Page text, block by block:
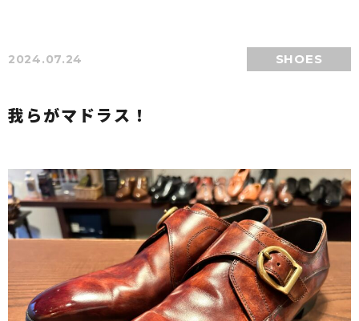
2024.07.24 SHOES
我らがマドラス！